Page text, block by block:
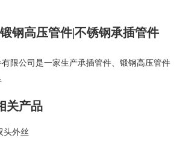
钢高压管件|不锈钢承插管件
限公司是一家生产承插管件
锻钢高压管件
关产品
头外丝